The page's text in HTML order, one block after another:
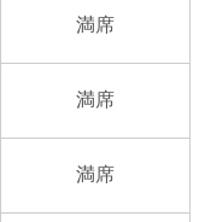
満席
満席
満席